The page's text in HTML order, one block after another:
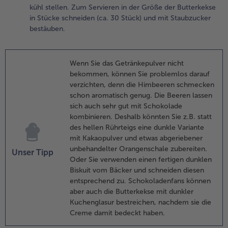
Sahnesteif
schlagen,
kühl stellen. Zum Servieren in der Größe der Butterkekse
in Stücke schneiden (ca. 30 Stück) und mit Staubzucker
bestäuben.
Unser Tipp
Wenn Sie das Getränkepulver nicht
bekommen, können Sie problemlos darauf
verzichten, denn die Himbeeren schmecken
schon aromatisch genug. Die Beeren lassen
sich auch sehr gut mit Schokolade
kombinieren. Deshalb könnten Sie z.B. statt
des hellen Rührteigs eine dunkle Variante
mit Kakaopulver und etwas abgeriebener
unbehandelter Orangenschale zubereiten.
Oder Sie verwenden einen fertigen dunklen
Biskuit vom Bäcker und schneiden diesen
entsprechend zu. Schokoladenfans können
aber auch die Butterkekse mit dunkler
Kuchenglasur bestreichen, nachdem sie die
Creme damit bedeckt haben.